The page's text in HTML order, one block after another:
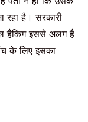
रहा है। सरकारी
हैकिंग इससे अलग है
के लिए इसका